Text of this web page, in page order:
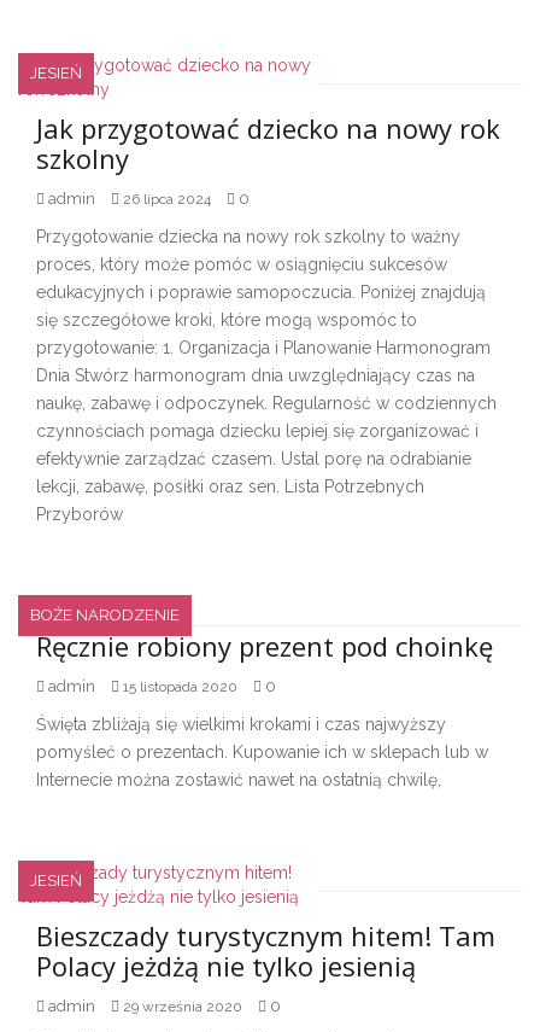
JESIEŃ
Jak przygotować dziecko na nowy rok
szkolny
admin 26 lipca 2024 0
Przygotowanie dziecka na nowy rok szkolny to ważny
proces, który może pomóc w osiągnięciu sukcesów
edukacyjnych i poprawie samopoczucia. Poniżej znajdują
się szczegółowe kroki, które mogą wspomóc to
przygotowanie: 1. Organizacja i Planowanie Harmonogram
Dnia Stwórz harmonogram dnia uwzględniający czas na
naukę, zabawę i odpoczynek. Regularność w codziennych
czynnościach pomaga dziecku lepiej się zorganizować i
efektywnie zarządzać czasem. Ustal porę na odrabianie
lekcji, zabawę, posiłki oraz sen. Lista Potrzebnych
Przyborów
BOŻE NARODZENIE
Ręcznie robiony prezent pod choinkę
admin 15 listopada 2020 0
Święta zbliżają się wielkimi krokami i czas najwyższy
pomyśleć o prezentach. Kupowanie ich w sklepach lub w
Internecie można zostawić nawet na ostatnią chwilę,
JESIEŃ
Bieszczady turystycznym hitem! Tam
Polacy jeżdżą nie tylko jesienią
admin 29 września 2020 0